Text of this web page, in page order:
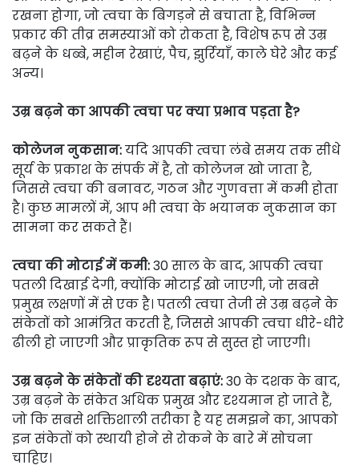
रखना होगा, जो त्वचा के बिगड़ने से बचाता है, विभिन्न
प्रकार की तीव्र समस्याओं को रोकता है, विशेष रूप से उम्र
बढ़ने के धब्बे, महीन रेखाएं, पैच, झुर्रियाँ, काले घेरे और कई
अन्य।
उम्र बढ़ने का आपकी त्वचा पर क्या प्रभाव पड़ता है?
कोलेजन नुकसान:यदि आपकी त्वचा लंबे समय तक सीधे
सूर्य के प्रकाश के संपर्क में है, तो कोलेजन खो जाता है,
जिससे त्वचा की बनावट, गठन और गुणवत्ता में कमी होता
है। कुछ मामलों में, आप भी त्वचा के भयानक नुकसान का
सामना कर सकते हैं।
त्वचा की मोटाई में कमी:30 साल के बाद, आपकी त्वचा
पतली दिखाई देगी, क्योंकि मोटाई खो जाएगी, जो सबसे
प्रमुख लक्षणों में से एक है। पतली त्वचा तेजी से उम्र बढ़ने के
संकेतों को आमंत्रित करती है, जिससे आपकी त्वचा धीरे-धीरे
ढीली हो जाएगी और प्राकृतिक रूप से सुस्त हो जाएगी।
उम्र बढ़ने के संकेतों की दृश्यता बढ़ाएं:30 के दशक के बाद,
उम्र बढ़ने के संकेत अधिक प्रमुख और दृश्यमान हो जाते हैं,
जो कि सबसे शक्तिशाली तरीका है यह समझने का, आपको
इन संकेतों को स्थायी होने से रोकने के बारे में सोचना
चाहिए।